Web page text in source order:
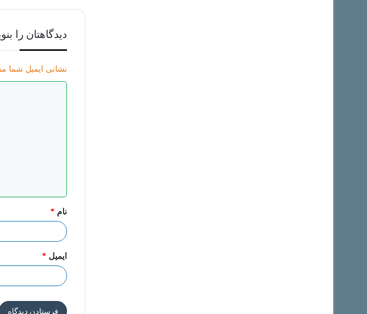
دیدگاهتان را
نشانی ایمیل شما
*
نام *
ایمیل *